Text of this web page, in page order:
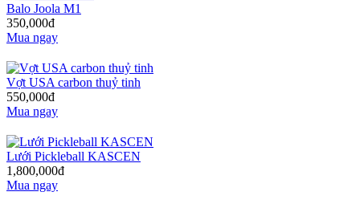
Balo Joola M1
350,000đ
Mua ngay
Vợt USA carbon thuỷ tinh
550,000đ
Mua ngay
Lưới Pickleball KASCEN
1,800,000đ
Mua ngay